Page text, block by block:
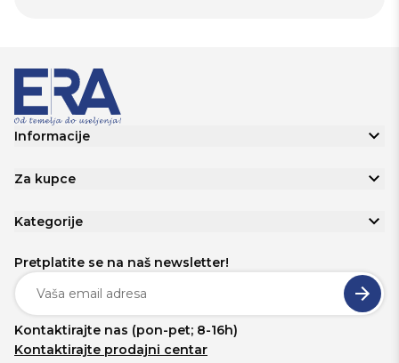
Informacije
Za kupce
Kategorije
Pretplatite se na naš newsletter!
Kontaktirajte nas (pon-pet; 8-16h)
Kontaktirajte prodajni centar